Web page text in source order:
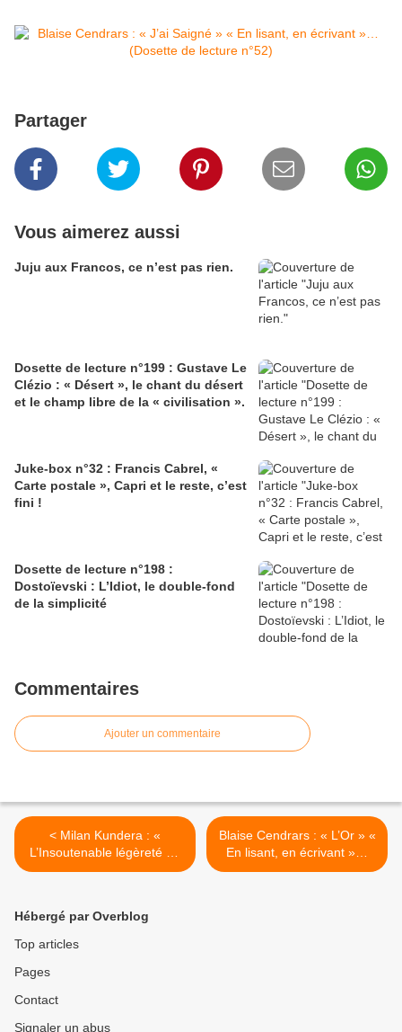
Partager
Vous aimerez aussi
Juju aux Francos, ce n’est pas rien.
Dosette de lecture n°199 : Gustave Le
Clézio : « Désert », le chant du désert
et le champ libre de la « civilisation ».
Juke-box n°32 : Francis Cabrel, «
Carte postale », Capri et le reste, c’est
fini !
Dosette de lecture n°198 :
Dostoïevski : L’Idiot, le double-fond
de la simplicité
Commentaires
Ajouter un commentaire
< Milan Kundera : «
L’Insoutenable légèreté de
l’être » et « la Vie est
lecture n°51)
Blaise Cendrars : « L’Or » «
En lisant, en écrivant »…
(Dosette de lecture n°53) >
Hébergé par Overblog
Top articles
Pages
Contact
Signaler un abus